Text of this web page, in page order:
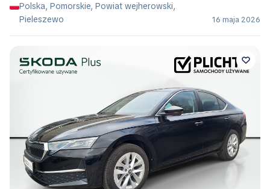
Polska, Pomorskie, Powiat wejherowski,
Pieleszewo
16 maja 2026